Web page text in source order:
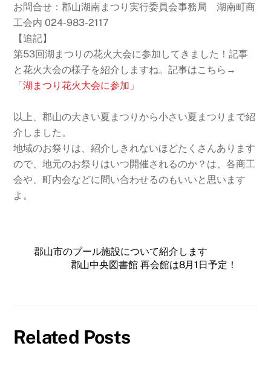
お問合せ：郡山湖南まつり実行委員会事務局 湖南町商
工会内 024-983-2117
【追記】
第53回湖まつりの花火大会に参加してきました！記事
と花火大会の様子を紹介しますね。記事はこちら→
「湖まつり花火大会に参加 」
以上、郡山の大きい夏まつりから小さい夏まつりまで紹
介しました。
地域のお祭りは、紹介しきれないほどたくさんあります
ので、地元のお祭りはいつ開催されるのか？は、各商工
会や、町内会などに問い合わせるのもいいと思います
よ。
郡山市のプール施設について紹介します
郡山中央図書館 再会館は8月1日予定！
Related Posts